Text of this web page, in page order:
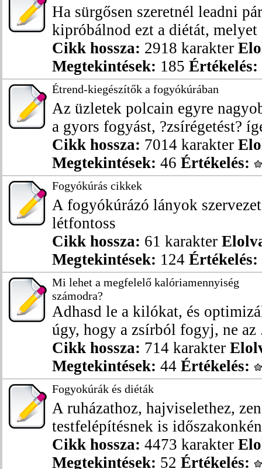
Ha sürgősen szeretnél leadni
kipróbálnod ezt a diétát, melyet
Cikk hossza: 2918 karakter
Megtekintések: 185 Értékelés:
Étrend-kiegészítők a fogyókúrában
Az üzletek polcain egyre
a gyors fogyást, ?zsírégetést?
Cikk hossza: 7014 karakter
Megtekintések: 46 Értékelés:
Fogyókúrás cikkek
A fogyókúrázó lányok
létfontoss
Cikk hossza: 61 karakter
Megtekintések: 124 Értékelés:
Mi lehet a megfelelő kalóriamennyiség
számodra?
Adhasd le a kilókat, és
úgy, hogy a zsírból fogyj, ne az
Cikk hossza: 714 karakter
Megtekintések: 44 Értékelés:
Fogyokúrák és diéták
A ruházathoz, hajviselethez,
testfelépítésnek is
Cikk hossza: 4473 karakter
Megtekintések: 52 Értékelés: